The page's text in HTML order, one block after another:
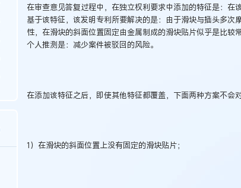
在审查意见答复过程中，在独立权利要求中添加的特征是：在
基于该特征，该发明专利所要解决的是：由于滑块与插头多
性，在滑块的斜面位置固定由金属制成的滑块贴片似乎是比较
个人推测是：减少案件被驳回的风险。
在添加该特征之后，即使其他特征都覆盖，下面两种方案不会
1）在滑块的斜面位置上没有固定的滑块贴片；